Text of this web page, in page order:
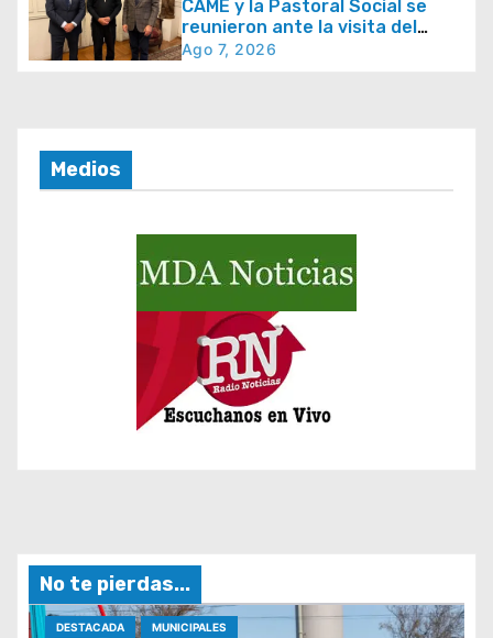
n
t
d
a
CAME y la Pastoral Social se
reunieron ante la visita del
papa León XIV y la Semana
Ago 7, 2026
Medios
No te pierdas...
DESTACADA MUNICIPALES